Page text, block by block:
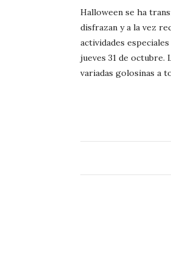
Halloween se ha
disfrazan y a la vez
actividades
jueves 31 de octubre.
variadas golosinas a